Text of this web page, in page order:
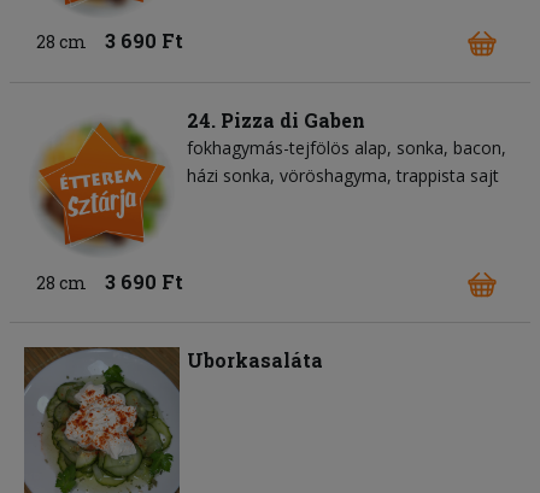
28 cm 3 690 Ft
24. Pizza di Gaben
fokhagymás-tejfölös alap sonka bacon
házi sonka vöröshagyma trappista sajt
28 cm 3 690 Ft
Uborkasaláta